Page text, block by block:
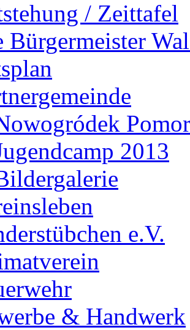
/ Zeittafel
Bürgermeister
2013
e.V.
& Handwerk